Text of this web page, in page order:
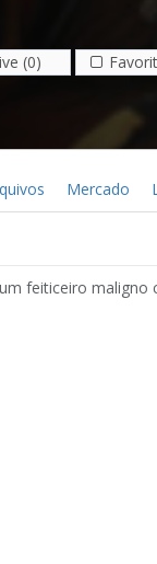
(0)
Mercado
feiticeiro maligno